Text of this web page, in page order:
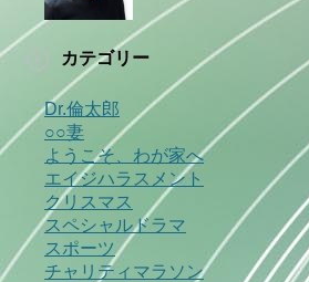
カテゴリー
Dr.倫太郎
○○妻
ようこそ、わが家へ
エイジハラスメント
クリスマス
スペシャルドラマ
スポーツ
チャリティマラソン